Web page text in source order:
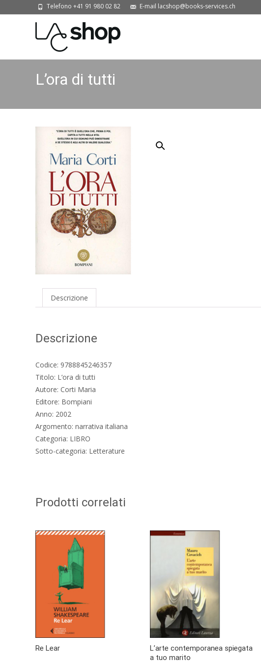
Telefono +41 91 980 02 82 E-mail lacshop@books-services.ch
L’ora di tutti
Descrizione
Descrizione
Codice: 9788845246357
Titolo: L’ora di tutti
Autore: Corti Maria
Editore: Bompiani
Anno: 2002
Argomento: narrativa italiana
Categoria: LIBRO
Sotto-categoria: Letterature
Prodotti correlati
Re Lear
L’arte contemporanea spiegata
a tuo marito